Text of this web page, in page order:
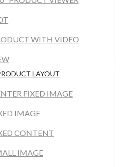
WITH VIDEO
LAYOUT
FIXED IMAGE
IMAGE
CONTENT
IMAGE